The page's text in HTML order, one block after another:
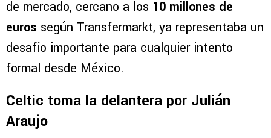
de mercado, cercano a los 10 millones de
euros según Transfermarkt, ya representaba un
desafío importante para cualquier intento
formal desde México.
Celtic toma la delantera por Julián
Araujo